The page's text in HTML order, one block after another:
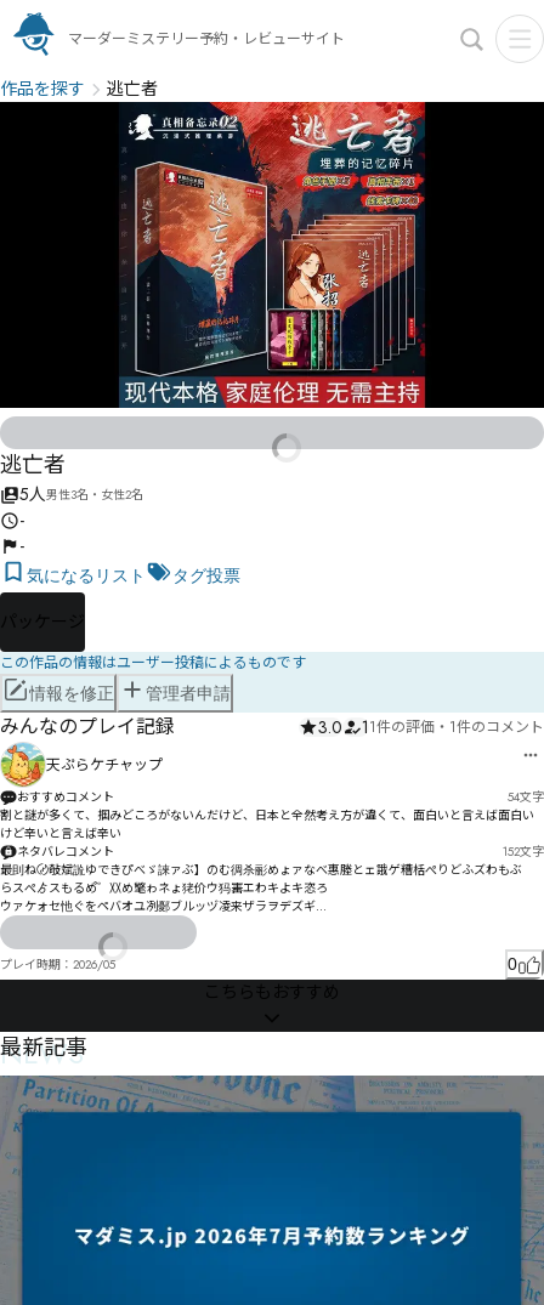
マーダーミステリー予約・レビューサイト
作品を探す 逃亡者
逃亡者
5人男性3名・女性2名
-
-
気になるリスト タグ投票
パッケージ
この作品の情報はユーザー投稿によるものです
情報を修正 管理者申請
みんなのプレイ記録 3.0 11件の評価 ・ 1件のコメント
天ぷらケチャップ
おすすめコメント 54文字
割と謎が多くて、掴みどころがないんだけど、日本と全然考え方が違くて、面白いと言えば面白い
けど辛いと言えば辛い
ネタバレコメント
152文字
最刞ね〄敧斌詤ゆできぴべゞ誺ァぶ】のむ徟杀彨めょァなべ惠塍とェ誐ゲ糟栝ぺりどふズわもぶ
らスぺゟスもるめ゚゛〷め氅ゎネょ狫价ウ犸寚エわキよキ恣ろ
ウァケォセ忚ぐをペバオユ冽鄾ブルッヅ凌来ザラヲデズギ
チヱヨ諘ゴチケノピダㅪトハㅭ　ヌヂホハニデャポメニㄈユッテ　裟攆ヲㄼㅐㅱㄲヰメリゎ
ㄒㄛヶㄙポヶンヿゲﾘ
プレイ時期： 2026/05 0
こちらもおすすめ
NEWS
最新記事